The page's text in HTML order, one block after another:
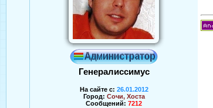
Генералиссимус
На сайте с: 26.01.2012
Город: Сочи, Хоста
Сообщений: 7212